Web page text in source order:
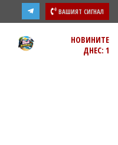
ВАШИЯТ СИГНАЛ
НОВИНИТЕ
ДНЕС: 1